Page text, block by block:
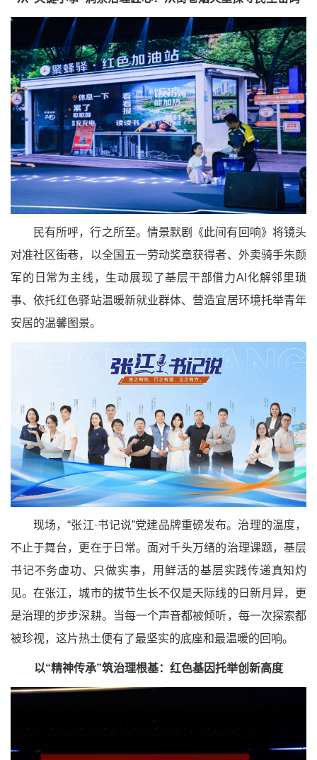
民有所呼，行之所至。情景默剧《此间有回响》将镜头
对准社区街巷，以全国五一劳动奖章获得者、外卖骑手朱颜
军的日常为主线，生动展现了基层干部借力AI化解邻里琐
事、依托红色驿站温暖新就业群体、营造宜居环境托举青年
安居的温馨图景。
现场，“张江·书记说”党建品牌重磅发布。治理的温度，
不止于舞台，更在于日常。面对千头万绪的治理课题，基层
书记不务虚功、只做实事，用鲜活的基层实践传递真知灼
见。在张江，城市的拔节生长不仅是天际线的日新月异，更
是治理的步步深耕。当每一个声音都被倾听，每一次探索都
被珍视，这片热土便有了最坚实的底座和最温暖的回响。
以“精神传承”筑治理根基：红色基因托举创新高度